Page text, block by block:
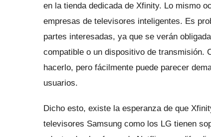
en la tienda dedicada de Xfinity. Lo mismo
empresas de televisores inteligentes. Es
partes interesadas, ya que se verán
compatible o un dispositivo de transmisión.
hacerlo, pero fácilmente puede parecer
usuarios.
Dicho esto, existe la esperanza de que
televisores Samsung como los LG tienen